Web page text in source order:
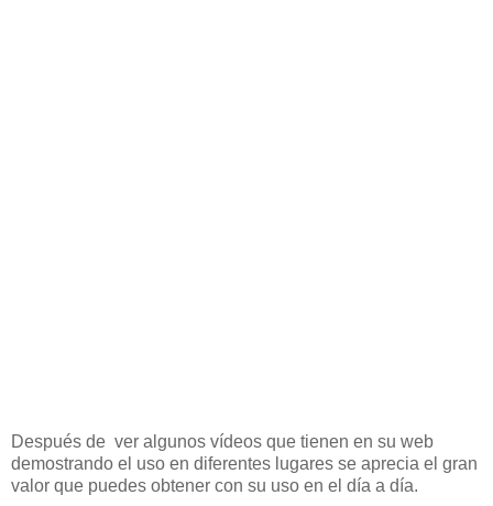
Después de ver algunos vídeos que tienen en su web
demostrando el uso en diferentes lugares se aprecia el gran
valor que puedes obtener con su uso en el día a día.